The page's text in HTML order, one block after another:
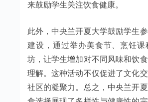
来鼓励学生关注饮食健康。
此外，中央兰开夏大学鼓励学生
建设，通过举办美食节、烹饪
坊，让学生增加对不同风味和饮
理解。这种活动不仅促进了文化
社区的凝聚力。总之，中央兰开